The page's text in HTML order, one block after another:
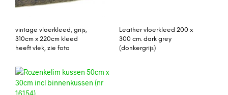
vintage vloerkleed, grijs,
310cm x 220cm kleed
heeft vlek, zie foto
Leather vloerkleed 200 x
300 cm. dark grey
(donkergrijs)